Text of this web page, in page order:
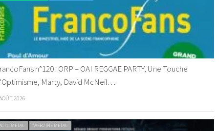
n°120 : ORP – OAI REGGAE PARTY, Une Touche
Marty, David McNeil…
2026
METAL WEBZINE METAL